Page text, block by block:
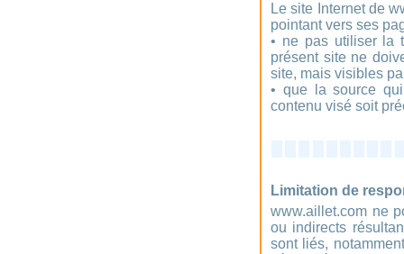
Le site Internet de
pointant vers ses
• ne pas utiliser la
présent site ne
site, mais visibles
• que la source
contenu visé soit
Limitation de
www.aillet.com ne
ou indirects
sont liés,